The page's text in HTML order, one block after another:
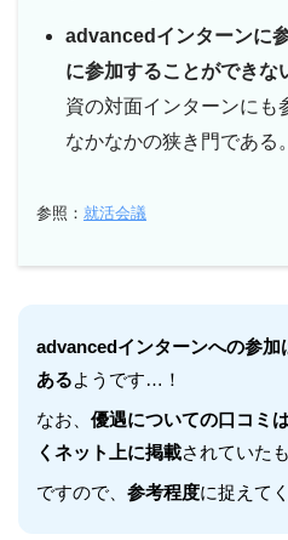
advancedインターンに
に参加することができな
資の対面インターンにも
なかなかの狭き門である。
参照： 就活会議
advancedインターンへの参加
あるようです…！
なお、 優遇についての口コミ
くネット上に掲載されていた
ですので、 参考程度に捉えて